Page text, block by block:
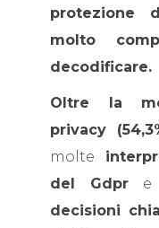
protezione
molto
decodificare.
Oltre la
privacy
molte
del Gdpr e
decisioni